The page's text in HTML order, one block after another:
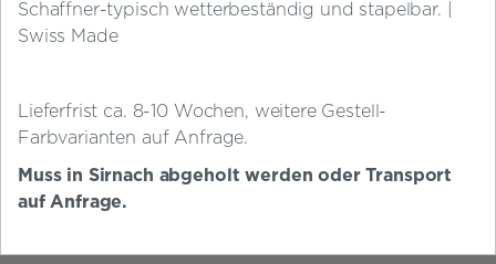
Schaffner-typisch wetterbeständig und stapelbar. |
Swiss Made
Lieferfrist ca. 8-10 Wochen, weitere Gestell-
Farbvarianten auf Anfrage.
Muss in Sirnach abgeholt werden oder Transport
auf Anfrage.